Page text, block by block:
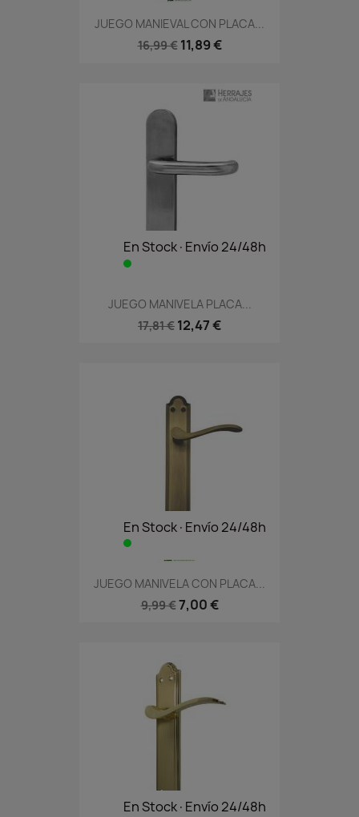
JUEGO MANIEVAL CON PLACA...
16,99 € 11,89 €
En Stock·Envío 24/48h
JUEGO MANIVELA PLACA...
17,81 € 12,47 €
En Stock·Envío 24/48h
JUEGO MANIVELA CON PLACA...
9,99 €7,00 €
En Stock·Envío 24/48h